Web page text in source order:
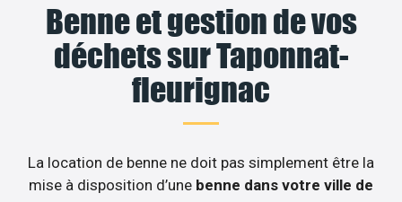
Benne et gestion de vos
déchets sur Taponnat-
fleurignac
La location de benne ne doit pas simplement être la
mise à disposition d’une benne dans votre ville de